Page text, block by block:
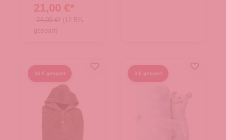
21,00 €*
24,00 €* (12.5%
gespart)
34 € gespart 3 € gespart